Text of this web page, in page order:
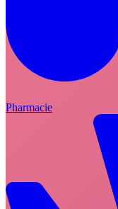
Pharmacie